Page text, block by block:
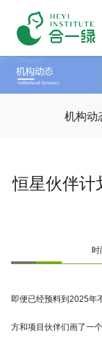
机构动
恒星伙伴计
即便已经预料到2025年
方和项目伙伴们画了一